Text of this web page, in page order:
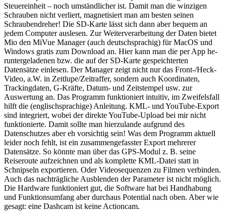
Steuereinheit – noch umständlicher ist. Damit man die winzigen
Schrauben nicht verliert, magnetisiert man am besten seinen
Schraubendreher! Die SD-Karte lässt sich dann aber bequem an
jedem Computer auslesen. Zur Weiterverarbeitung der Daten bietet
Mio den MiVue Manager (auch deutschsprachig) für MacOS und
Windows gratis zum Download an. Hier kann man die per App he­
runtergeladenen bzw. die auf der SD-Karte gespeichterten
Datensätze einlesen. Der Manager zeigt nicht nur das Front-/Heck-
Video, a.W. in Zeitlupe/Zeitraffer, sondern auch Koordinaten,
Trackingdaten, G-Kräfte, Datum- und Zeitstempel usw. zur
Auswertung an. Das Programm funktioniert intuitiv, im Zweifelsfall
hilft die (englischsprachige) Anleitung. KML- und YouTube-Export
sind integriert, wobei der direkte YouTube-Upload bei mir nicht
funktionierte. Damit sollte man hierzulande aufgrund des
Datenschutzes aber eh vorsichtig sein! Was dem Programm aktuell
leider noch fehlt, ist ein zusammengefasster Export mehrerer
Datensätze. So könnte man über das GPS-Modul z. B. seine
Reiseroute aufzeichnen und als komplette KML-Datei statt in
Schnipseln exportieren. Oder Videosequenzen zu Filmen verbinden.
Auch das nachträgliche Ausblenden der Parameter ist nicht möglich.
Die Hardware funktioniert gut, die Software hat bei Handhabung
und Funktionsumfang aber durchaus Potential nach oben. Aber wie
gesagt: eine Dashcam ist keine Actioncam.